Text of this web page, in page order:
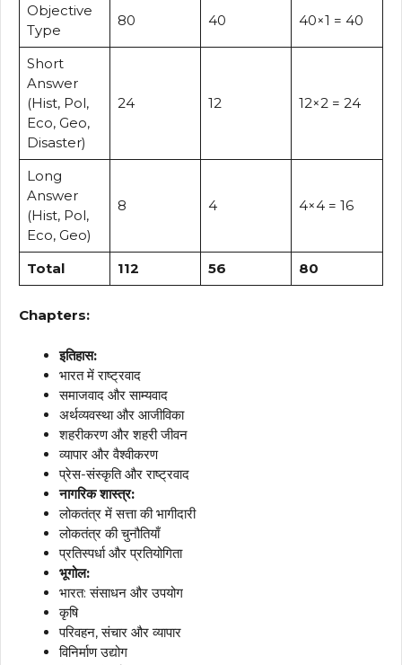
Objective
Type
80 40 40×1 = 40
Short
Answer
(Hist, Pol,
Eco, Geo,
Disaster)
24 12 12×2 = 24
Long
Answer
(Hist, Pol,
Eco, Geo)
8 4 4×4 = 16
Total 112 56 80
Chapters:
इतिहास:
भारत में राष्ट्रवाद
समाजवाद और साम्यवाद
अर्थव्यवस्था और आजीविका
शहरीकरण और शहरी जीवन
व्यापार और वैश्वीकरण
प्रेस-संस्कृति और राष्ट्रवाद
नागरिक शास्त्र:
लोकतंत्र में सत्ता की भागीदारी
लोकतंत्र की चुनौतियाँ
प्रतिस्पर्धा और प्रतियोगिता
भूगोल:
भारत: संसाधन और उपयोग
कृषि
परिवहन, संचार और व्यापार
विनिर्माण उद्योग